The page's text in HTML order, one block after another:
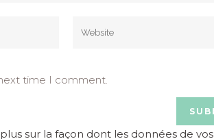
time I comment.
sur la façon dont les données de vos